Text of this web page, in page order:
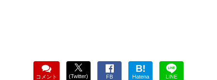
コメント (Twitter) FB
B!
Hatena LINE